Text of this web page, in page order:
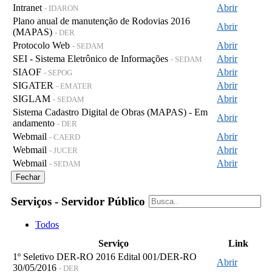
Intranet - IDARON
Abrir
Plano anual de manutenção de Rodovias 2016
(MAPAS) - DER
Abrir
Protocolo Web - SEDAM
Abrir
SEI - Sistema Eletrônico de Informações - SEDAM
Abrir
SIAOF - SEPOG
Abrir
SIGATER - EMATER
Abrir
SIGLAM - SEDAM
Abrir
Sistema Cadastro Digital de Obras (MAPAS) - Em
andamento - DER
Abrir
Webmail - CAERD
Abrir
Webmail - JUCER
Abrir
Webmail - SEDAM Abrir
Fechar
Serviços - Servidor Público
Todos
Serviço
Link
1º Seletivo DER-RO 2016 Edital 001/DER-RO
30/05/2016 - DER
Abrir